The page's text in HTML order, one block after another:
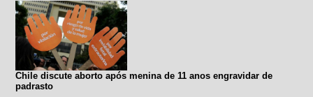
Chile discute aborto após menina de 11 anos engravidar de
padrasto